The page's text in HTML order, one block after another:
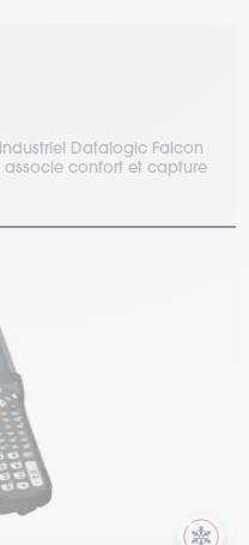
Datalogic Falcon
confort et capture